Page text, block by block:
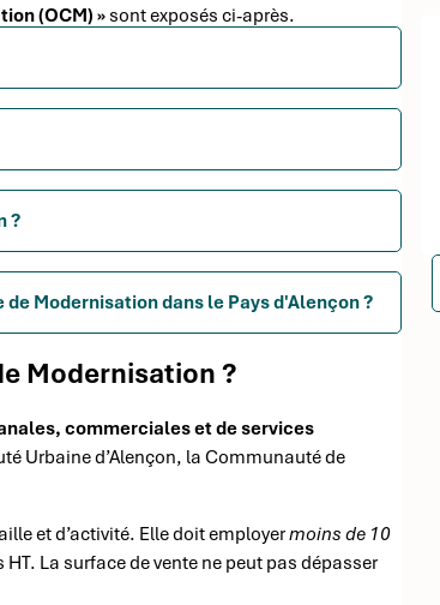
(OCM) » sont exposés ci-après.
?
Modernisation dans le Pays d'Alençon ?
Modernisation ?
commerciales et de services
Urbaine d’Alençon, la Communauté de
et d’activité. Elle doit employermoins de 10
La surface de vente ne peut pas dépasser